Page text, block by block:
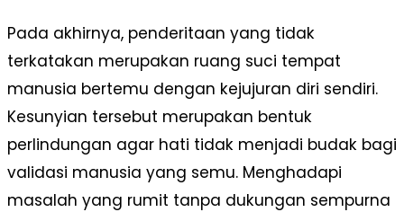
Pada akhirnya, penderitaan yang tidak
terkatakan merupakan ruang suci tempat
manusia bertemu dengan kejujuran diri sendiri.
Kesunyian tersebut merupakan bentuk
perlindungan agar hati tidak menjadi budak bagi
validasi manusia yang semu. Menghadapi
masalah yang rumit tanpa dukungan sempurna